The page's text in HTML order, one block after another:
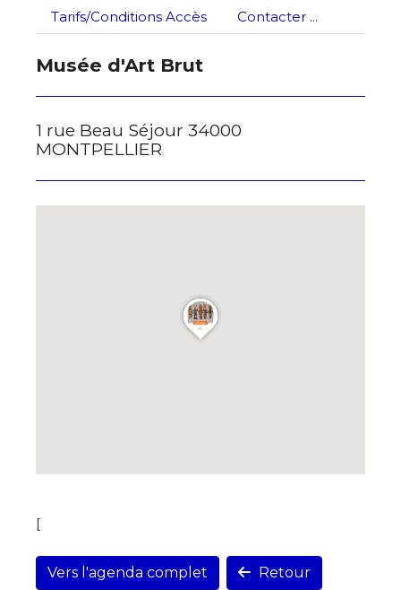
* Champ obligatoire
Tarifs/Conditions Accès Contacter ...
Musée d'Art Brut
1 rue Beau Séjour 34000
MONTPELLIER
[
Vers l'agenda complet Retour